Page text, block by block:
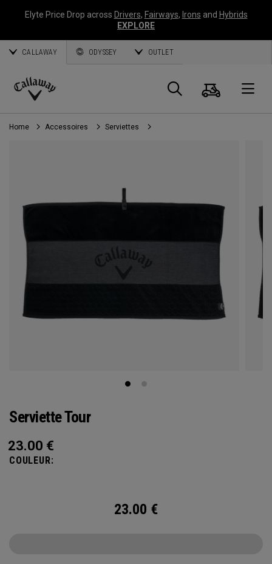
Elyte Price Drop across Drivers, Fairways, Irons and Hybrids
EXPLORE
CALLAWAY ODYSSEY OUTLET
Callaway
Golf
Panier
Home Accessoires Serviettes
Serviette Tour
23.00 €
COULEUR:
23.00 €